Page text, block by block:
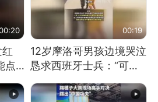
点
警
00:19
12岁摩洛哥男孩边境哭泣
恳求西班牙士兵：“可不
可以不要把我遣返回国”